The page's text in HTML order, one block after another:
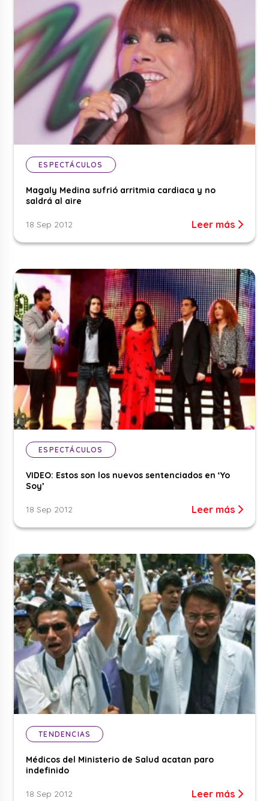
ESPECTÁCULOS
Magaly Medina sufrió arritmia cardiaca y no
saldrá al aire
18 Sep 2012 Leer más
ESPECTÁCULOS
VIDEO: Estos son los nuevos sentenciados en ‘Yo
Soy’
18 Sep 2012 Leer más
TENDENCIAS
Médicos del Ministerio de Salud acatan paro
indefinido
18 Sep 2012 Leer más